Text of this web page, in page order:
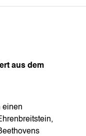
aus dem
einen